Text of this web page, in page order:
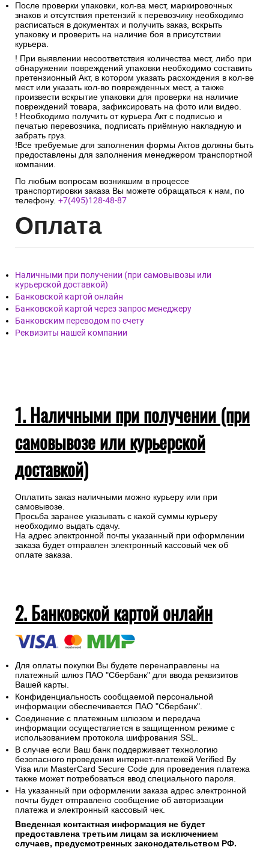
После проверки упаковки, кол-ва мест, маркировочных
знаков и отсутствия претензий к перевозчику необходимо
расписаться в документах и получить заказ, вскрыть
упаковку и проверить на наличие боя в присутствии
курьера.
! При выявлении несоответствия количества мест, либо при
обнаружении повреждений упаковки необходимо составить
претензионный Акт, в котором указать расхождения в кол-ве
мест или указать кол-во поврежденных мест, а также
произвести вскрытие упаковки для проверки на наличие
повреждений товара, зафиксировать на фото или видео.
! Необходимо получить от курьера Акт с подписью и
печатью перевозчика, подписать приёмную накладную и
забрать груз.
!Все требуемые для заполнения формы Актов должны быть
предоставлены для заполнения менеджером транспортной
компании.
По любым вопросам возникшим в процессе
транспортировки заказа Вы можете обращаться к нам, по
телефону. +7(495)128-48-87
Оплата
Наличными при получении (при самовывозы или
курьерской доставкой)
Банковской картой онлайн
Банковской картой через запрос менеджеру
Банковским переводом по счету
Реквизиты нашей компании
1. Наличными при получении (при
самовывозе или курьерской
доставкой)
Оплатить заказ наличными можно курьеру или при
самовывозе.
Просьба заранее указывать с какой суммы курьеру
необходимо выдать сдачу.
На адрес электронной почты указанный при оформлении
заказа будет отправлен электронный кассовый чек об
оплате заказа.
2. Банковской картой онлайн
Для оплаты покупки Вы будете перенаправлены на
платежный шлюз ПАО "Сбербанк" для ввода реквизитов
Вашей карты.
Конфиденциальность сообщаемой персональной
информации обеспечивается ПАО "Сбербанк".
Соединение с платежным шлюзом и передача
информации осуществляется в защищенном режиме с
использованием протокола шифрования SSL.
В случае если Ваш банк поддерживает технологию
безопасного проведения интернет-платежей Verified By
Visa или MasterCard Secure Code для проведения платежа
также может потребоваться ввод специального пароля.
На указанный при оформлении заказа адрес электронной
почты будет отправлено сообщение об авторизации
платежа и электронный кассовый чек.
Введенная контактная информация не будет
предоставлена третьим лицам за исключением
случаев, предусмотренных законодательством РФ.